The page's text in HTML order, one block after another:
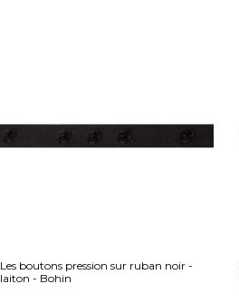
Les boutons pression sur ruban noir -
laiton - Bohin